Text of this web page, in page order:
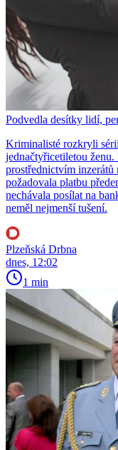
Podvedla desítky lidí,
Kriminalisté rozkryli
jednačtyřicetiletou ženu.
prostřednictvím
požadovala platbu
nechávala posílat na
neměl nejmenší tušení.
Plzeňská Drbna
dnes, 12:02
1 min